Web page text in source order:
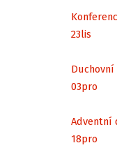
23lis
03pro
Adventní
18pro